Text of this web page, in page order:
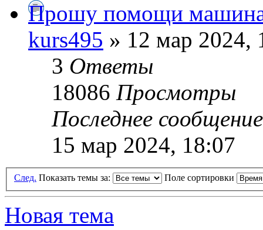
Прошу помощи машина
kurs495 » 12 мар 2024,
3 Ответы
18086 Просмотры
Последнее
15 мар 2024, 18:07
След. Показать темы за: Поле сортировки
Новая тема